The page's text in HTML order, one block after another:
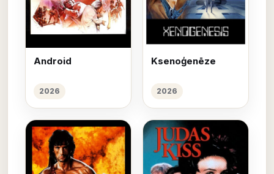
Android
2026
Ksenoģenēze
2026